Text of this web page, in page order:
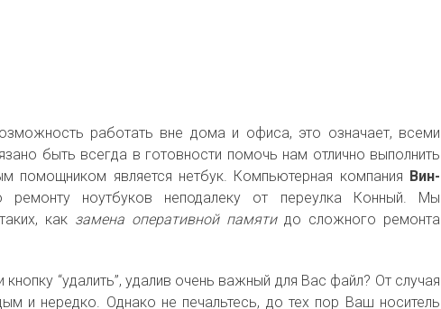
работать вне дома и офиса, это означает, всеми
быть всегда в готовности помочь нам отлично выполнить
помощником является нетбук. Компьютерная компания Вин-
ремонту ноутбуков неподалеку от переулка Конный. Мы
как замена оперативной памятидо сложного ремонта
“удалить”, удалив очень важный для Вас файл? От случая
и нередко. Однако не печальтесь, до тех пор Ваш носитель